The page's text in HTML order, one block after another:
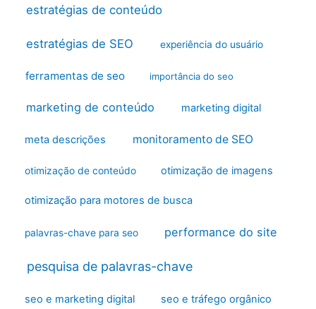
estratégias de conteúdo
estratégias de SEO experiência do usuário
ferramentas de seo importância do seo
marketing de conteúdo marketing digital
meta descrições monitoramento de SEO
otimização de conteúdo otimização de imagens
otimização para motores de busca
palavras-chave para seo performance do site
pesquisa de palavras-chave
seo e marketing digital seo e tráfego orgânico